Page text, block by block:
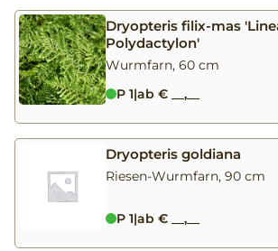
Dryopteris filix-mas
Polydactylon'
Wurmfarn, 60 cm
P 1|ab € __,__
Dryopteris goldiana
Riesen-Wurmfarn, 90 cm
P 1|ab € __,__